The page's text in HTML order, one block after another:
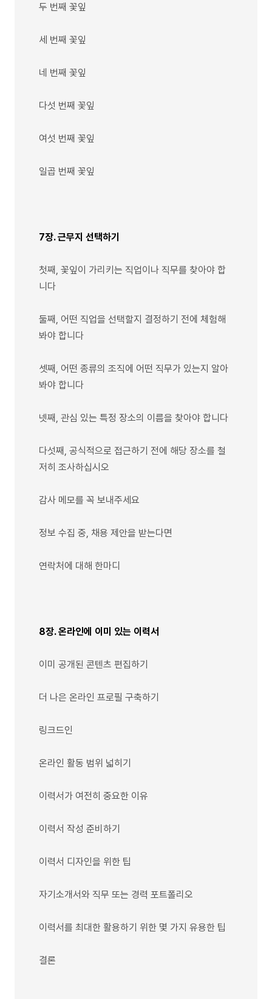
두 번째 꽃잎
세 번째 꽃잎
네 번째 꽃잎
다섯 번째 꽃잎
여섯 번째 꽃잎
일곱 번째 꽃잎
7장. 근무지 선택하기
첫째, 꽃잎이 가리키는 직업이나 직무를 찾아야 합
니다
둘째, 어떤 직업을 선택할지 결정하기 전에 체험해
봐야 합니다
셋째, 어떤 종류의 조직에 어떤 직무가 있는지 알아
봐야 합니다
넷째, 관심 있는 특정 장소의 이름을 찾아야 합니다
다섯째, 공식적으로 접근하기 전에 해당 장소를 철
저히 조사하십시오
감사 메모를 꼭 보내주세요
정보 수집 중, 채용 제안을 받는다면
연락처에 대해 한마디
8장. 온라인에 이미 있는 이력서
이미 공개된 콘텐츠 편집하기
더 나은 온라인 프로필 구축하기
링크드인
온라인 활동 범위 넓히기
이력서가 여전히 중요한 이유
이력서 작성 준비하기
이력서 디자인을 위한 팁
자기소개서와 직무 또는 경력 포트폴리오
이력서를 최대한 활용하기 위한 몇 가지 유용한 팁
결론